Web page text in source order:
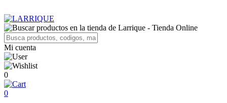
Mi cuenta
0
0